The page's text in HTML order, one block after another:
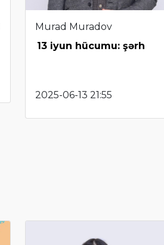
Murad Muradov
13 iyun hücumu: şərh
2025-06-13 21:55